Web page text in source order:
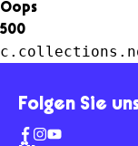
Oops
500
Folgen Sie